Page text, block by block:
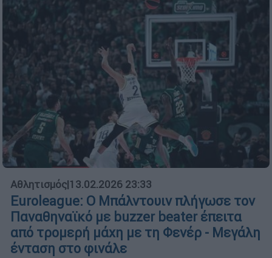
Αθλητισμός|13.02.2026 23:33
Euroleague: Ο Μπάλντουιν πλήγωσε τον
Παναθηναϊκό με buzzer beater έπειτα
από τρομερή μάχη με τη Φενέρ - Μεγάλη
ένταση στο φινάλε